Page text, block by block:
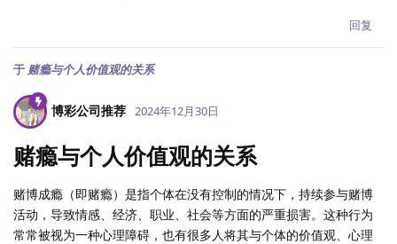
回复
于 赌瘾与个人价值观的关系
博彩公司推荐 2024年12月30日
赌瘾与个人价值观的关系
赌博成瘾（即赌瘾）是指个体在没有控制的情况下，持续参与赌博
活动，导致情感、经济、职业、社会等方面的严重损害。这种行为
常常被视为一种心理障碍，也有很多人将其与个体的价值观、心理